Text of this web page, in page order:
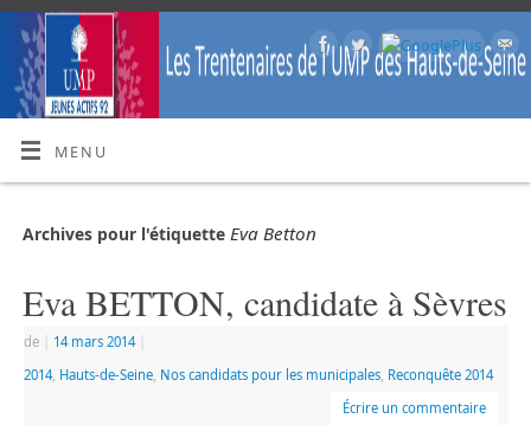
MENU
Archives pour l'étiquette Eva Betton
Eva BETTON, candidate à Sèvres
de 14 mars 2014
2014, Hauts-de-Seine, Nos candidats pour les municipales, Reconquête 2014
Écrire un commentaire